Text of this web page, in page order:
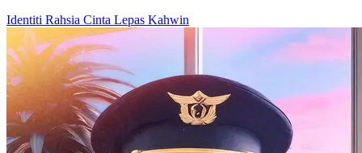
Identiti Rahsia Cinta Lepas Kahwin